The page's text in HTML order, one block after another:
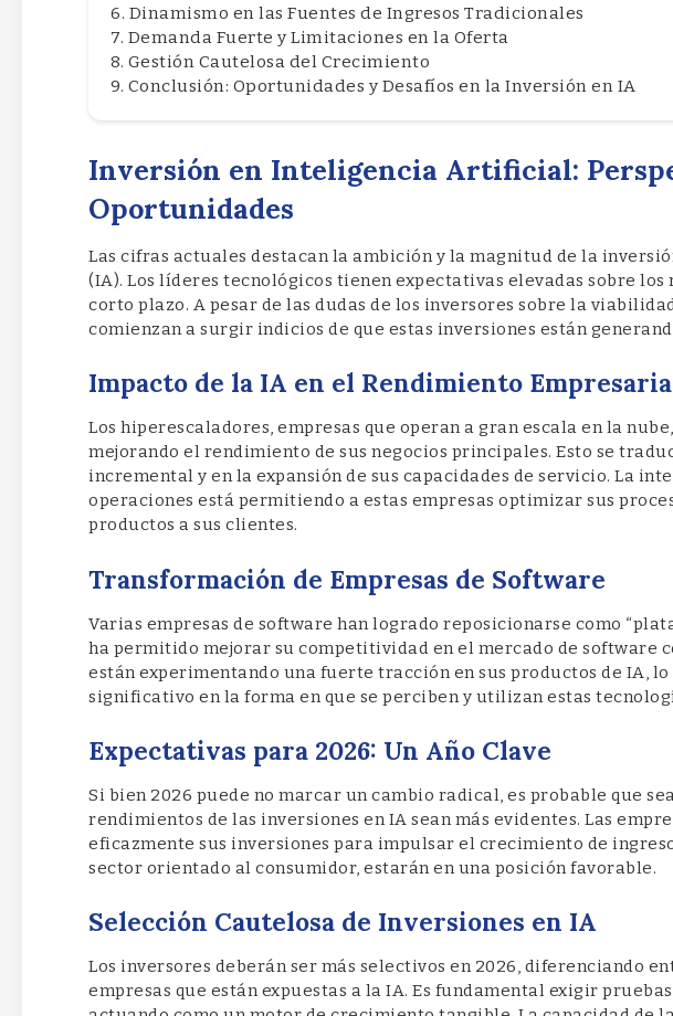
Dinamismo en las Fuentes de Ingresos Tradicionales
Demanda Fuerte y Limitaciones en la Oferta
Gestión Cautelosa del Crecimiento
Conclusión: Oportunidades y Desafíos en la Inversión en IA
Inversión en Inteligencia Artificial:
Oportunidades
Las cifras actuales destacan la ambición y la magnitud de la
(IA). Los líderes tecnológicos tienen expectativas elevadas sobre
corto plazo. A pesar de las dudas de los inversores sobre la
comienzan a surgir indicios de que estas inversiones están
Impacto de la IA en el Rendimiento
Los hiperescaladores, empresas que operan a gran escala en la
mejorando el rendimiento de sus negocios principales. Esto se
incremental y en la expansión de sus capacidades de servicio. La
operaciones está permitiendo a estas empresas optimizar sus
productos a sus clientes.
Transformación de Empresas de Software
Varias empresas de software han logrado reposicionarse como
ha permitido mejorar su competitividad en el mercado de software
están experimentando una fuerte tracción en sus productos de IA,
significativo en la forma en que se perciben y utilizan estas
Expectativas para 2026: Un Año Clave
Si bien 2026 puede no marcar un cambio radical, es probable que
rendimientos de las inversiones en IA sean más evidentes. Las
eficazmente sus inversiones para impulsar el crecimiento de
sector orientado al consumidor, estarán en una posición favorable.
Selección Cautelosa de Inversiones en IA
Los inversores deberán ser más selectivos en 2026, diferenciando
empresas que están expuestas a la IA. Es fundamental exigir